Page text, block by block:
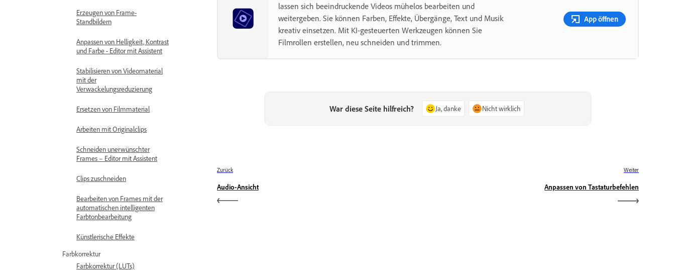
Erzeugen von Frame-
Standbildern
Anpassen von Helligkeit, Kontrast
und Farbe - Editor mit Assistent
Stabilisieren von Videomaterial
mit der
Verwackelungsreduzierung
Ersetzen von Filmmaterial
Arbeiten mit Originalclips
Schneiden unerwünschter
Frames – Editor mit Assistent
Clips zuschneiden
Bearbeiten von Frames mit der
automatischen intelligenten
Farbtonbearbeitung
Künstlerische Effekte
Farbkorrektur
Farbkorrektur (LUTs)
lassen sich beeindruckende Videos mühelos bearbeiten und
weitergeben. Sie können Farben, Effekte, Übergänge, Text und Musik
kreativ einsetzen. Mit KI-gesteuerten Werkzeugen können Sie
Filmrollen erstellen, neu schneiden und trimmen.
App öffnen
War diese Seite hilfreich? Ja, danke Nicht wirklich
Zurück
Audio-Ansicht
Weiter
Anpassen von Tastaturbefehlen